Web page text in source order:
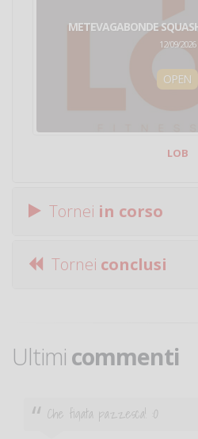
METEVAGABONDE
12/09/2026
OPEN
LOB
Tornei in corso
Tornei conclusi
Ultimi commenti
Ciao. Sono a Treviglio da poco e
giocare. Se sei in zona e puoi